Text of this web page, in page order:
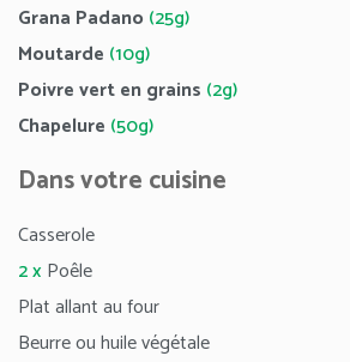
Grana Padano (25g)
Moutarde (10g)
Poivre vert en grains (2g)
Chapelure (50g)
Dans votre cuisine
Casserole
2 xPoêle
Plat allant au four
Beurre ou huile végétale